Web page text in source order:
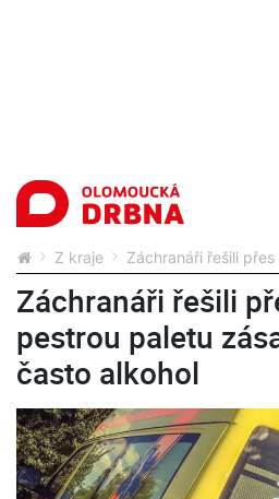
Z kraje Záchranáři řešili
Záchranáři řešili
pestrou paletu
často alkohol